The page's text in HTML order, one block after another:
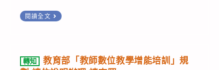
「物
假
自
將
斷
數
程
閱讀全文
2026
語
轉知
教育部「教師數位教學增能培訓」規